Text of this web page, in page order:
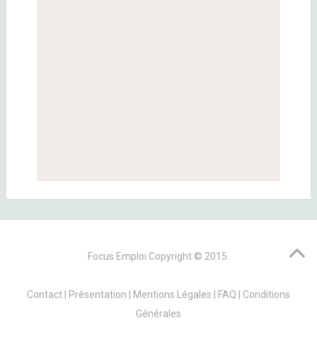
Focus Emploi Copyright © 2015.
Contact Présentation Mentions Légales FAQ
Conditions
Générales